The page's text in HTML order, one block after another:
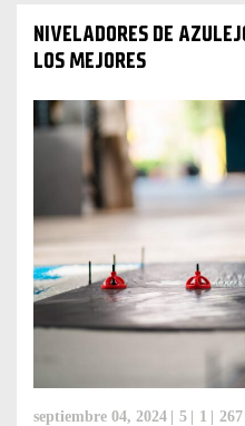
EXPLORAR RUBI
NIVELADORES DE
LOS MEJORES
septiembre 04, 2024 5 1 267